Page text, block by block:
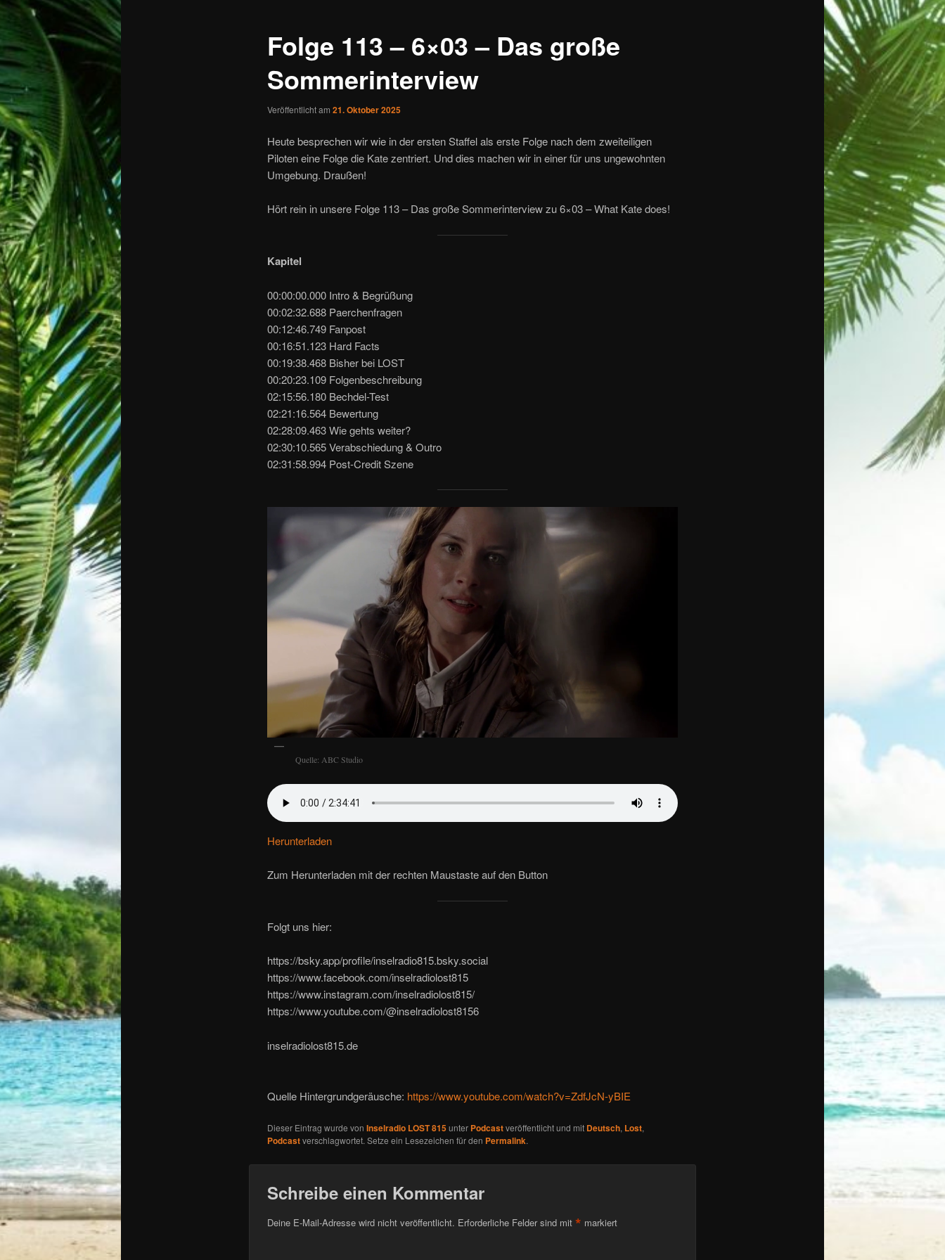
Folge 113 – 6×03 – Das große
Sommerinterview
Veröffentlicht am 21. Oktober 2025
Heute besprechen wir wie in der ersten Staffel als erste Folge nach dem zweiteiligen
Piloten eine Folge die Kate zentriert. Und dies machen wir in einer für uns ungewohnten
Umgebung. Draußen!
Hört rein in unsere Folge 113 – Das große Sommerinterview zu 6×03 – What Kate does!
Kapitel
00:00:00.000 Intro & Begrüßung
00:02:32.688 Paerchenfragen
00:12:46.749 Fanpost
00:16:51.123 Hard Facts
00:19:38.468 Bisher bei LOST
00:20:23.109 Folgenbeschreibung
02:15:56.180 Bechdel-Test
02:21:16.564 Bewertung
02:28:09.463 Wie gehts weiter?
02:30:10.565 Verabschiedung & Outro
02:31:58.994 Post-Credit Szene
Quelle: ABC Studio
Herunterladen
Zum Herunterladen mit der rechten Maustaste auf den Button
Folgt uns hier:
https://bsky.app/profile/inselradio815.bsky.social
https://www.facebook.com/inselradiolost815
https://www.instagram.com/inselradiolost815/
https://www.youtube.com/@inselradiolost8156
inselradiolost815.de
Quelle Hintergrundgeräusche: https://www.youtube.com/watch?v=ZdfJcN-yBIE
Dieser Eintrag wurde von Inselradio LOST 815unter Podcastveröffentlicht und mit Deutsch, Lost,
Podcastverschlagwortet. Setze ein Lesezeichen für den Permalink.
Schreibe einen Kommentar
Deine E-Mail-Adresse wird nicht veröffentlicht. Erforderliche Felder sind mit * markiert